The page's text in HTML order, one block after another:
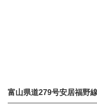
富山県道279号安居福野